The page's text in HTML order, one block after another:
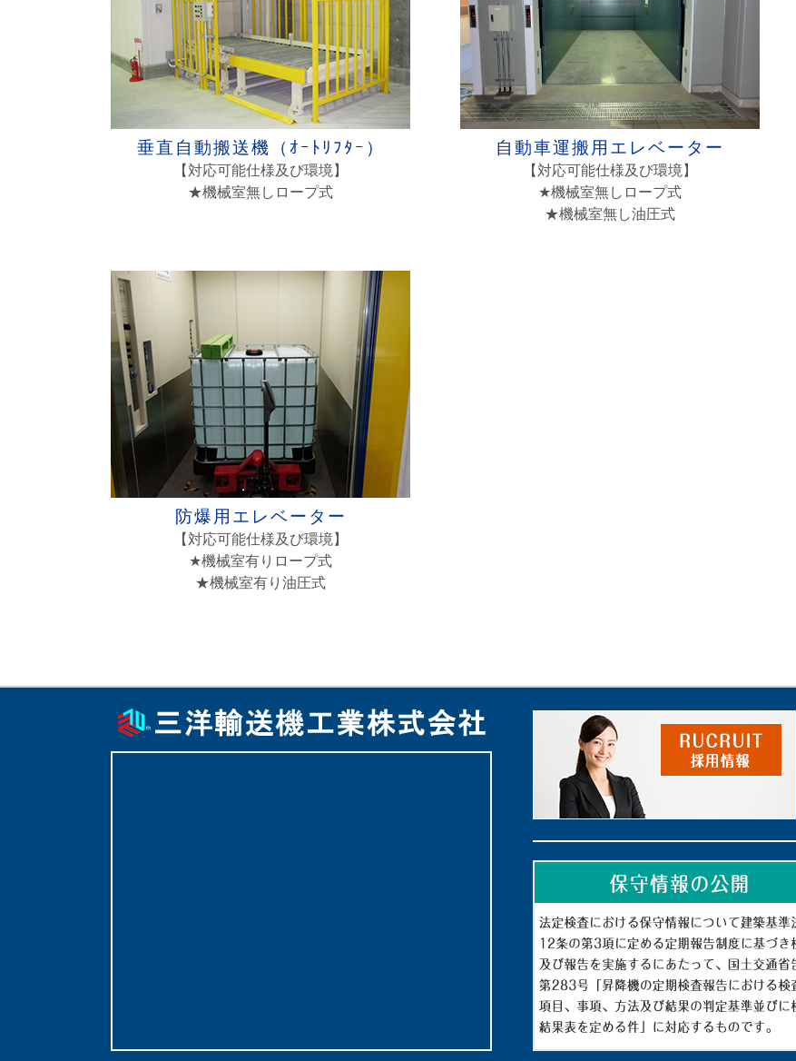
垂直自動搬送機（ｵｰﾄﾘﾌﾀｰ）
【対応可能仕様及び環境】
★機械室無しロープ式
自動車運搬用エレベーター
【対応可能仕様及び環境】
★機械室無しロープ式
★機械室無し油圧式
防爆用エレベーター
【対応可能仕様及び環境】
★機械室有りロープ式
★機械室有り油圧式